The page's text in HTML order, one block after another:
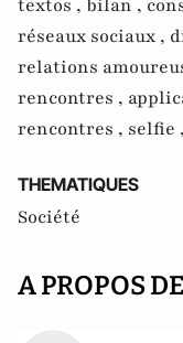
textos , bilan ,
réseaux sociaux ,
relations
rencontres ,
rencontres , selfie ,
THEMATIQUES
Société
A PROPOS